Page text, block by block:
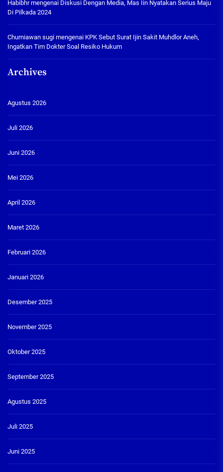
Habibhrmengenai Diskusi Dengan Media, Mas Iin Nyatakan Serius Maju
Di Pilkada 2024
Churniawan sugi mengenai KPK Sebut Surat Ijin Sakit Muhdlor Aneh,
Ingatkan Tim Dokter Soal Resiko Hukum
Archives
Agustus 2026
Juli 2026
Juni 2026
Mei 2026
April 2026
Maret 2026
Februari 2026
Januari 2026
Desember 2025
November 2025
Oktober 2025
September 2025
Agustus 2025
Juli 2025
Juni 2025